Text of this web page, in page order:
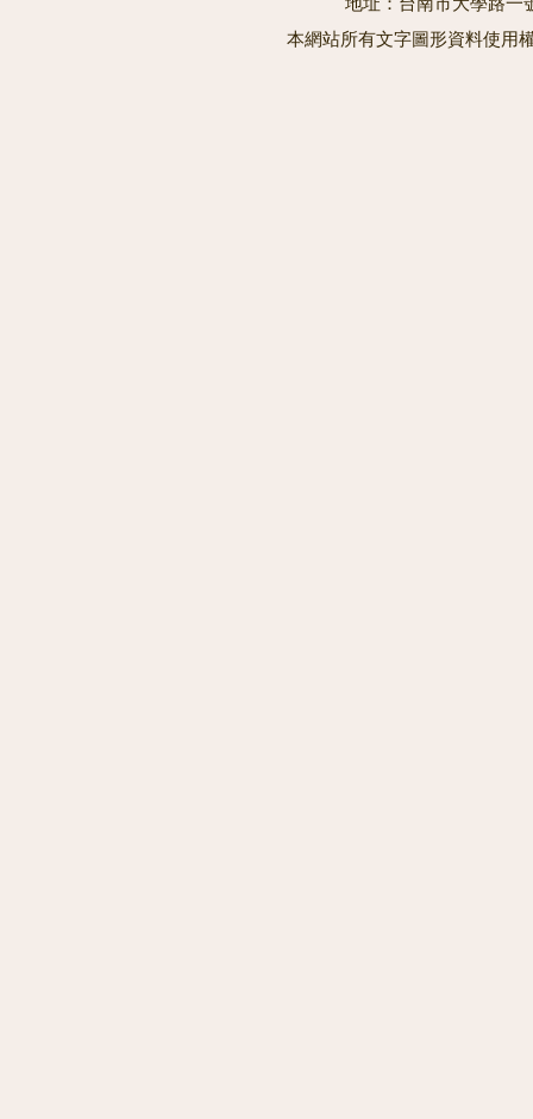
地址：台南市大學路
本網站所有文字圖形資料使用